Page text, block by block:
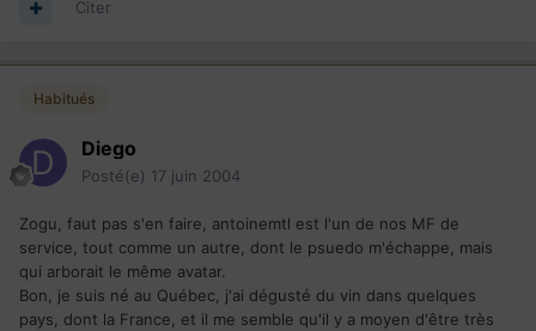
Citer
Habitués
Diego
Posté(e) 17 juin 2004
Zogu, faut pas s'en faire, antoinemtl est l'un de nos MF de
service, tout comme un autre, dont le psuedo m'échappe, mais
qui arborait le même avatar.
Bon, je suis né au Québec, j'ai dégusté du vin dans quelques
pays, dont la France, et il me semble qu'il y a moyen d'être très